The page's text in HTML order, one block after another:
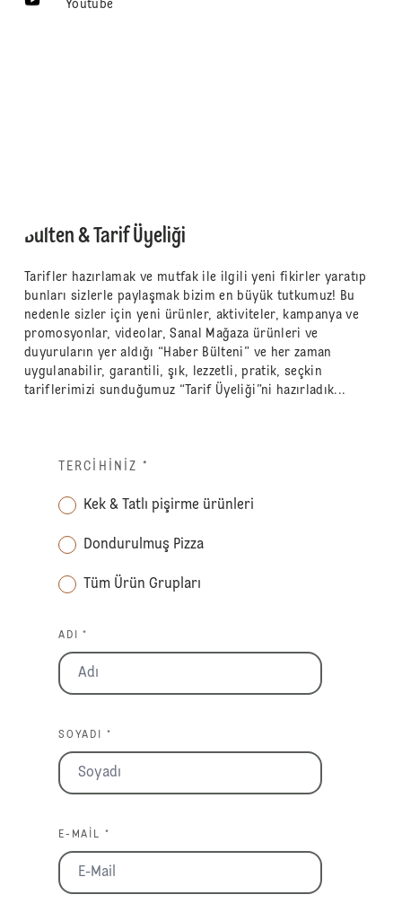
Youtube
Bülten & Tarif Üyeliği
Tarifler hazırlamak ve mutfak ile ilgili yeni fikirler yaratıp
bunları sizlerle paylaşmak bizim en büyük tutkumuz! Bu
nedenle sizler için yeni ürünler, aktiviteler, kampanya ve
promosyonlar, videolar, Sanal Mağaza ürünleri ve
duyuruların yer aldığı “Haber Bülteni” ve her zaman
uygulanabilir, garantili, şık, lezzetli, pratik, seçkin
tariflerimizi sunduğumuz “Tarif Üyeliği”ni hazırladık...
TERCIHINIZ *
Kek & Tatlı pişirme ürünleri
Dondurulmuş Pizza
Tüm Ürün Grupları
ADI *
SOYADI *
E-MAIL *